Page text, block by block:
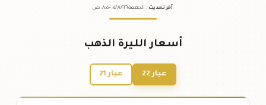
آخر تحديث : الجمعة ٠٧ /٠٨/٢٠٢٦ - ٠٨:٠٥ ص
أسعار الليرة الذهب
عيار 22 عيار 21